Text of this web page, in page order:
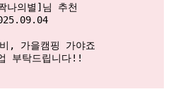
나의별]님 추천
, 가을캠핑 가야죠
부탁드립니다!!